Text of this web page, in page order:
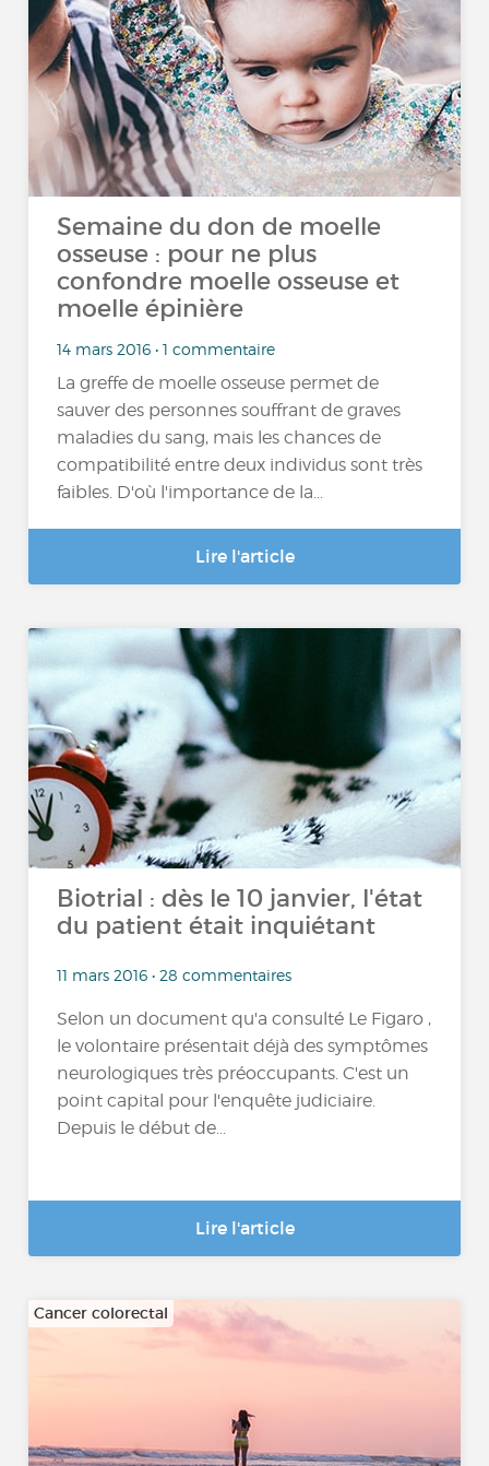
Semaine du don de moelle
osseuse : pour ne plus
confondre moelle osseuse et
moelle épinière
14 mars 2016 • 1 commentaire
La greffe de moelle osseuse permet de
sauver des personnes souffrant de graves
maladies du sang, mais les chances de
compatibilité entre deux individus sont très
faibles. D'où l'importance de la...
Lire l'article
Biotrial : dès le 10 janvier, l'état
du patient était inquiétant
11 mars 2016 • 28 commentaires
Selon un document qu'a consulté Le Figaro ,
le volontaire présentait déjà des symptômes
neurologiques très préoccupants. C'est un
point capital pour l'enquête judiciaire.
Depuis le début de...
Lire l'article
Cancer colorectal